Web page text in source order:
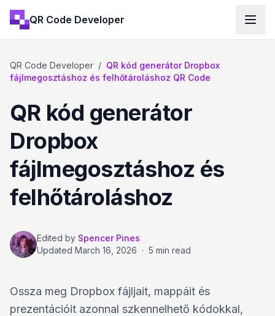
QR Code Developer
QR Code Developer / QR kód generátor Dropbox
fájlmegosztáshoz és felhőtároláshoz QR Code
QR kód generátor
Dropbox
fájlmegosztáshoz és
felhőtároláshoz
Edited by Spencer Pines
Updated March 16, 2026 · 5 min read
Ossza meg Dropbox fájljait, mappáit és
prezentációit azonnal szkennelhető kódokkal,